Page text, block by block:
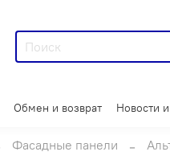
Обмен и возврат Новости
Фасадные панели